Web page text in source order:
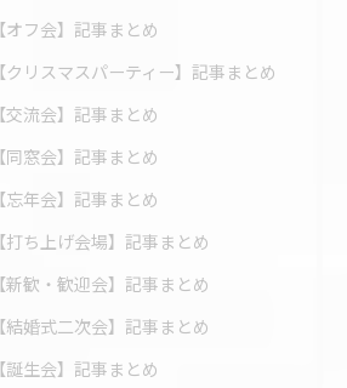
【オフ会】記事まとめ
【クリスマスパーティー】記事まとめ
【交流会】記事まとめ
【同窓会】記事まとめ
【忘年会】記事まとめ
【打ち上げ会場】記事まとめ
【新歓・歓迎会】記事まとめ
【結婚式二次会】記事まとめ
【誕生会】記事まとめ